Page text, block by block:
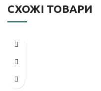
СХОЖІ ТОВАРИ